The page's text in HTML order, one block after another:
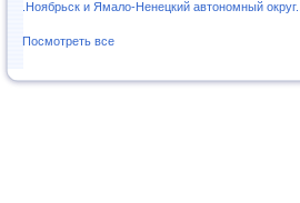
.Ноябрьск и Ямало-Ненецкий автономный округ...
Посмотреть все